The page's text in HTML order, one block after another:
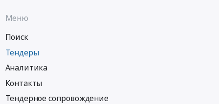
Меню
Поиск
Тендеры
Аналитика
Контакты
Тендерное сопровождение